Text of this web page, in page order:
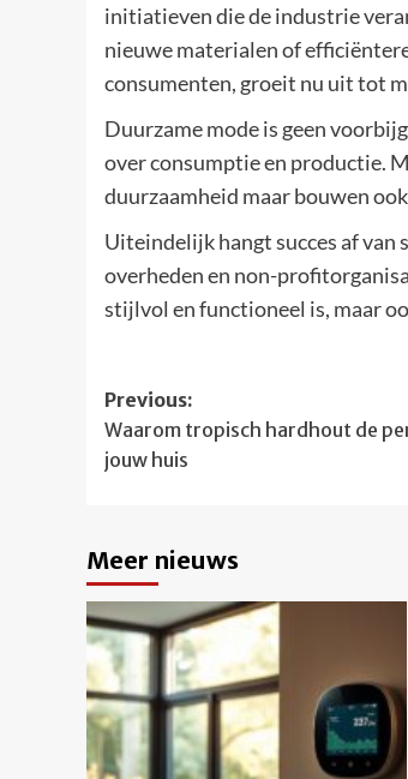
initiatieven die de industrie
nieuwe materialen of
consumenten, groeit nu uit tot
Duurzame mode is geen
over consumptie en productie.
duurzaamheid maar bouwen
Uiteindelijk hangt succes af van
overheden en non-
stijlvol en functioneel is, maar
Post
navigation
Previous:
Waarom tropisch hardhout de
jouw huis
Meer nieuws